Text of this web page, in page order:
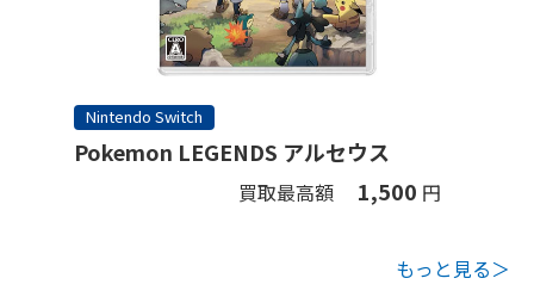
Nintendo Switch
Pokemon LEGENDS アルセウス
買取最高額 1,500 円
もっと見る＞